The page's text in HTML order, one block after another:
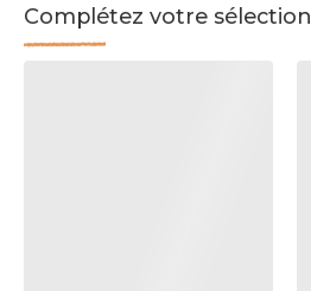
Complétez votre sélection